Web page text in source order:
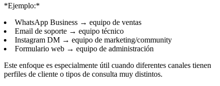
*Ejemplo:*
WhatsApp Business → equipo de ventas
Email de soporte → equipo técnico
Instagram DM → equipo de marketing/community
Formulario web → equipo de administración
Este enfoque es especialmente útil cuando diferentes canales tienen
perfiles de cliente o tipos de consulta muy distintos.